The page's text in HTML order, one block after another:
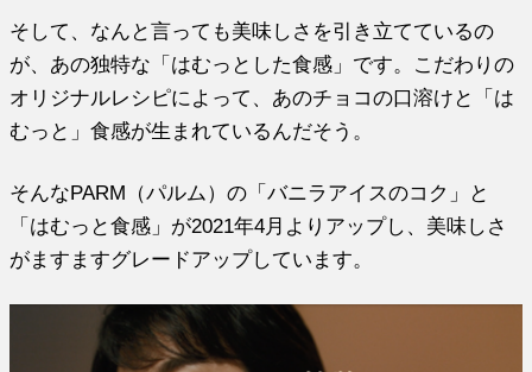
そして、なんと言っても美味しさを引き立てているの
が、あの独特な「はむっとした食感」です。こだわりの
オリジナルレシピによって、あのチョコの口溶けと「は
むっと」食感が生まれているんだそう。
そんなPARM（パルム）の「バニラアイスのコク」と
「はむっと食感」が2021年4月よりアップし、美味しさ
がますますグレードアップしています。